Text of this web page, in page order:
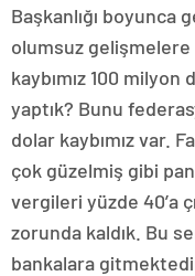
Başkanlığı boyunca
olumsuz gelişmelere
kaybımız 100
yaptık? Bunu
dolar kaybımız var.
çok güzelmiş gibi
vergileri yüzde 40’a
zorunda kaldık. Bu
bankalara